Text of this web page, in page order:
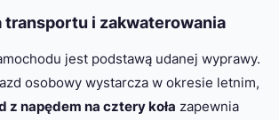
transportu i zakwaterowania
jest podstawą udanej wyprawy.
osobowy wystarcza w okresie letnim,
z napędem na cztery koła zapewnia